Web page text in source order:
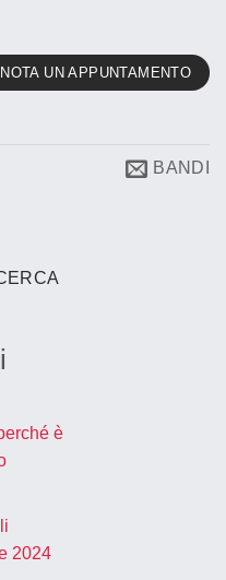
UN APPUNTAMENTO
BANDI
è
2024